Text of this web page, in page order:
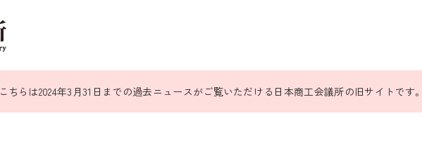
こちらは2024年3月31日までの過去ニュースがご覧いただける日本商工会議所の旧サイトです。